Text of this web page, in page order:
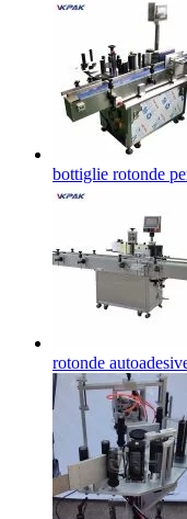
bottiglie rotonde
rotonde